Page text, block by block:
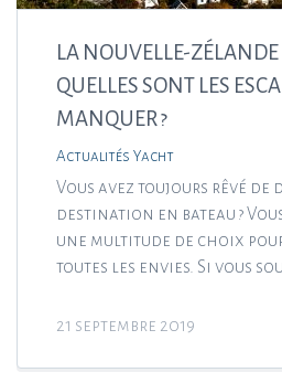
LA NOUVELLE-ZÉLANDE
QUELLES SONT LES
MANQUER ?
Actualités Yacht
Vous avez toujours rêvé de
destination en bateau ?
une multitude de choix
toutes les envies. Si vous
21 septembre 2019